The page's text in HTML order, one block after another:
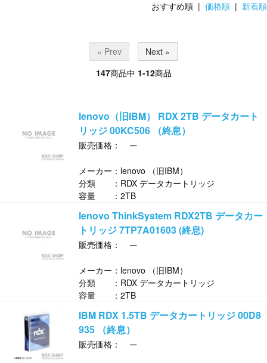
おすすめ順 | 価格順 | 新着順
« Prev
Next »
147商品中 1-12商品
lenovo（旧IBM） RDX 2TB データカート
リッジ 00KC506 （終息）
販売価格： ─
メーカー：lenovo （旧IBM）
分類 ：RDX データカートリッジ
容量 ：2TB
lenovo ThinkSystem RDX2TB データカー
トリッジ 7TP7A01603 (終息)
販売価格： ─
メーカー：lenovo （旧IBM）
分類 ：RDX データカートリッジ
容量 ：2TB
IBM RDX 1.5TB データカートリッジ 00D8
935 （終息）
販売価格： ─